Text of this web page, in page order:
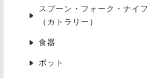
スプーン・フォーク・ナイフ
（カトラリー）
食器
ポット